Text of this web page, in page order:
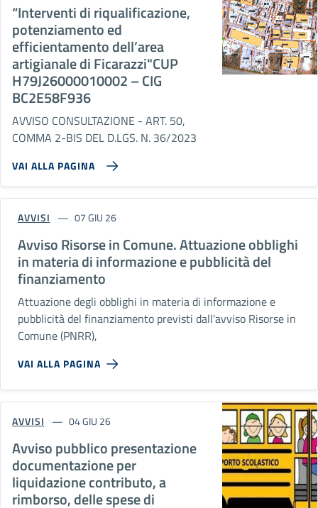
“Interventi di riqualificazione,
potenziamento ed
efficientamento dell’area
artigianale di Ficarazzi"CUP
H79J26000010002 – CIG
BC2E58F936
AVVISO CONSULTAZIONE - ART. 50,
COMMA 2-BIS DEL D.LGS. N. 36/2023
VAI ALLA PAGINA
AVVISI 07 GIU 26
Avviso Risorse in Comune. Attuazione obblighi
in materia di informazione e pubblicità del
finanziamento
Attuazione degli obblighi in materia di informazione e
pubblicità del finanziamento previsti dall'avviso Risorse in
Comune (PNRR),
VAI ALLA PAGINA
AVVISI 04 GIU 26
Avviso pubblico presentazione
documentazione per
liquidazione contributo, a
rimborso, delle spese di